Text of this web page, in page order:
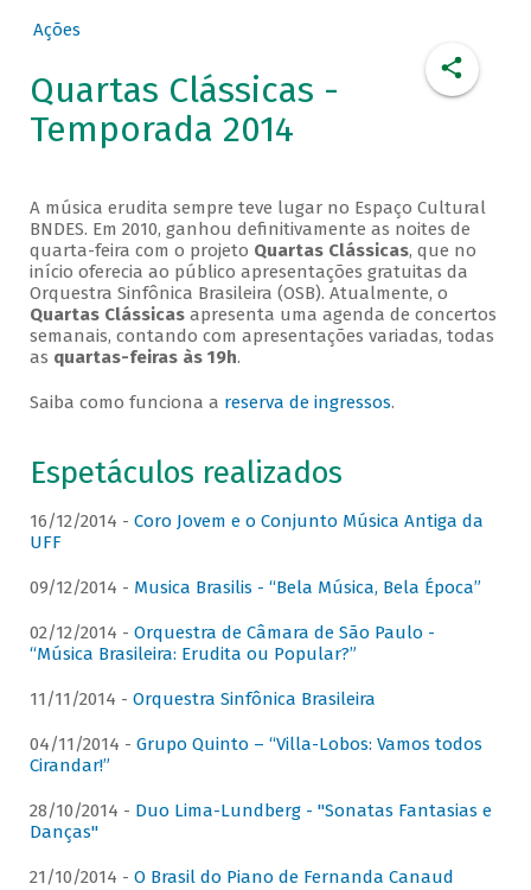
Ações
Quartas Clássicas -
Temporada 2014
A música erudita sempre teve lugar no Espaço Cultural
BNDES. Em 2010, ganhou definitivamente as noites de
quarta-feira com o projeto Quartas Clássicas, que no
início oferecia ao público apresentações gratuitas da
Orquestra Sinfônica Brasileira (OSB). Atualmente, o
Quartas Clássicasapresenta uma agenda de concertos
semanais, contando com apresentações variadas, todas
as quartas-feiras às 19h.
Saiba como funciona a reserva de ingressos.
Espetáculos realizados
16/12/2014 - Coro Jovem e o Conjunto Música Antiga da
UFF
09/12/2014 - Musica Brasilis - “Bela Música, Bela Época”
02/12/2014 - Orquestra de Câmara de São Paulo -
“Música Brasileira: Erudita ou Popular?”
11/11/2014 - Orquestra Sinfônica Brasileira
04/11/2014 - Grupo Quinto – “Villa-Lobos: Vamos todos
Cirandar!”
28/10/2014 - Duo Lima-Lundberg - "Sonatas Fantasias e
Danças"
21/10/2014 - O Brasil do Piano de Fernanda Canaud